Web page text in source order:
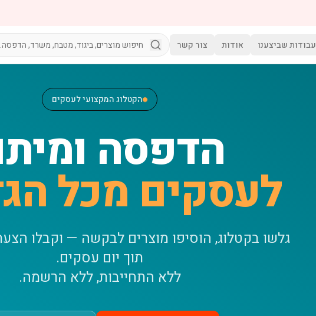
עבודות שביצענו אודות צור קשר
הקטלוג המקצועי לעסקים
הדפסה
לעסקים מכל
גלשו בקטלוג, הוסיפו מוצרים לבקשה — וקבלו
תוך יום עסקים.
ללא התחייבות, ללא הרשמה.